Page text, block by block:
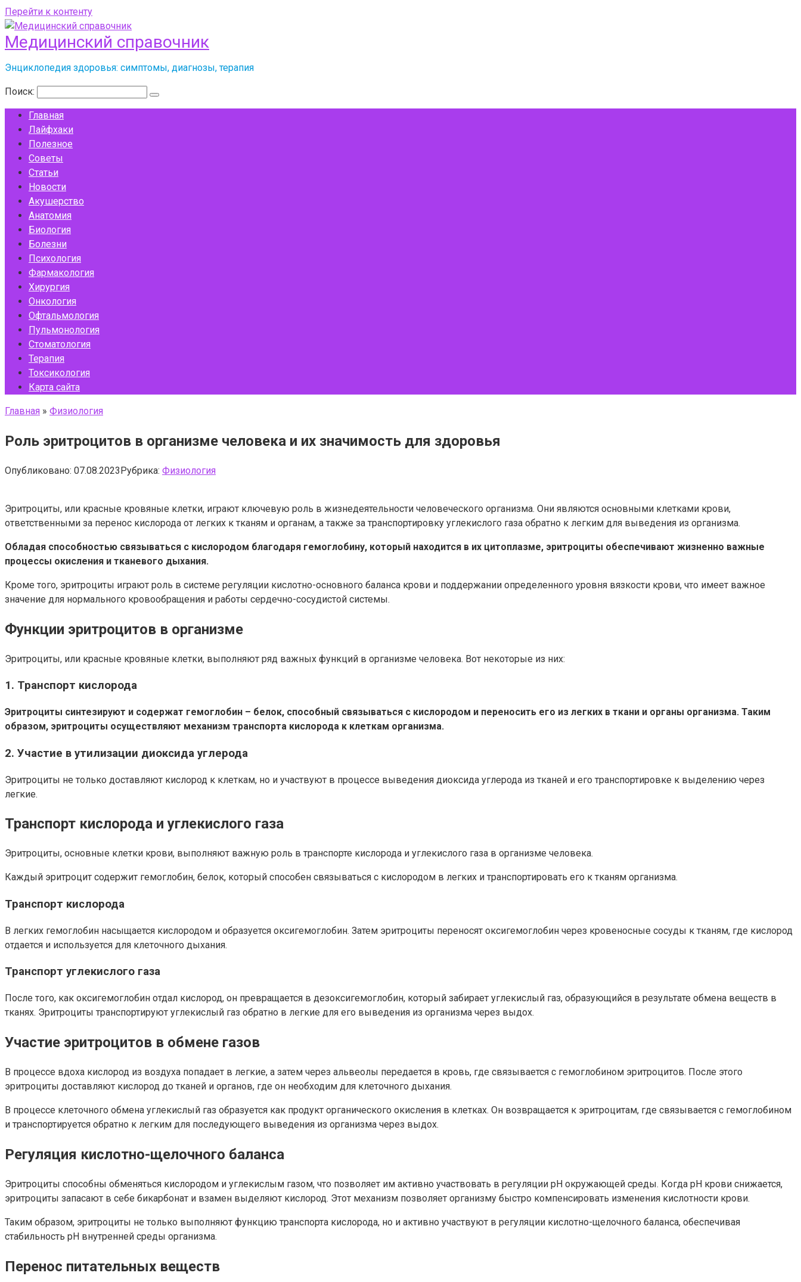
Перейти к контенту
Медицинский справочник
Энциклопедия здоровья: симптомы, диагнозы, терапия
Поиск:
Главная
Лайфхаки
Полезное
Советы
Статьи
Новости
Акушерство
Анатомия
Биология
Болезни
Психология
Фармакология
Хирургия
Онкология
Офтальмология
Пульмонология
Стоматология
Терапия
Токсикология
Карта сайта
Главная » Физиология
Роль эритроцитов в организме человека и их значимость для здоровья
Опубликовано: 07.08.2023Рубрика: Физиология
Эритроциты, или красные кровяные клетки, играют ключевую роль в жизнедеятельности человеческого организма. Они являются основными клетками крови,
ответственными за перенос кислорода от легких к тканям и органам, а также за транспортировку углекислого газа обратно к легким для выведения из организма.
Обладая способностью связываться с кислородом благодаря гемоглобину, который находится в их цитоплазме, эритроциты обеспечивают жизненно важные
процессы окисления и тканевого дыхания.
Кроме того, эритроциты играют роль в системе регуляции кислотно-основного баланса крови и поддержании определенного уровня вязкости крови, что имеет важное
значение для нормального кровообращения и работы сердечно-сосудистой системы.
Функции эритроцитов в организме
Эритроциты, или красные кровяные клетки, выполняют ряд важных функций в организме человека. Вот некоторые из них:
1. Транспорт кислорода
Эритроциты синтезируют и содержат гемоглобин – белок, способный связываться с кислородом и переносить его из легких в ткани и органы организма. Таким
образом, эритроциты осуществляют механизм транспорта кислорода к клеткам организма.
2. Участие в утилизации диоксида углерода
Эритроциты не только доставляют кислород к клеткам, но и участвуют в процессе выведения диоксида углерода из тканей и его транспортировке к выделению через
легкие.
Транспорт кислорода и углекислого газа
Эритроциты, основные клетки крови, выполняют важную роль в транспорте кислорода и углекислого газа в организме человека.
Каждый эритроцит содержит гемоглобин, белок, который способен связываться с кислородом в легких и транспортировать его к тканям организма.
Транспорт кислорода
В легких гемоглобин насыщается кислородом и образуется оксигемоглобин. Затем эритроциты переносят оксигемоглобин через кровеносные сосуды к тканям, где кислород
отдается и используется для клеточного дыхания.
Транспорт углекислого газа
После того, как оксигемоглобин отдал кислород, он превращается в дезоксигемоглобин, который забирает углекислый газ, образующийся в результате обмена веществ в
тканях. Эритроциты транспортируют углекислый газ обратно в легкие для его выведения из организма через выдох.
Участие эритроцитов в обмене газов
В процессе вдоха кислород из воздуха попадает в легкие, а затем через альвеолы передается в кровь, где связывается с гемоглобином эритроцитов. После этого
эритроциты доставляют кислород до тканей и органов, где он необходим для клеточного дыхания.
В процессе клеточного обмена углекислый газ образуется как продукт органического окисления в клетках. Он возвращается к эритроцитам, где связывается с гемоглобином
и транспортируется обратно к легким для последующего выведения из организма через выдох.
Регуляция кислотно-щелочного баланса
Эритроциты способны обменяться кислородом и углекислым газом, что позволяет им активно участвовать в регуляции рН окружающей среды. Когда рН крови снижается,
эритроциты запасают в себе бикарбонат и взамен выделяют кислород. Этот механизм позволяет организму быстро компенсировать изменения кислотности крови.
Таким образом, эритроциты не только выполняют функцию транспорта кислорода, но и активно участвуют в регуляции кислотно-щелочного баланса, обеспечивая
стабильность pH внутренней среды организма.
Перенос питательных веществ